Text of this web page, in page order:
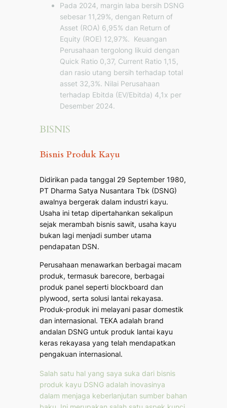
Pada 2024, margin laba bersih DSNG
sebesar 11,29%, dengan Return of
Asset (ROA) 6,95% dan Return of
Equity (ROE) 12,97%. Keuangan
Perusahaan tergolong likuid dengan
Quick Ratio 0,37, Current Ratio 1,15,
dan rasio utang bersih terhadap total
asset 32,3%. Nilai Perusahaan
terhadap Ebitda (EV/Ebitda) 4,1x per
Desember 2024.
BISNIS
Bisnis Produk Kayu
Didirikan pada tanggal 29 September 1980,
PT Dharma Satya Nusantara Tbk (DSNG)
awalnya bergerak dalam industri kayu.
Usaha ini tetap dipertahankan sekalipun
sejak merambah bisnis sawit, usaha kayu
bukan lagi menjadi sumber utama
pendapatan DSN.
Perusahaan menawarkan berbagai macam
produk, termasuk barecore, berbagai
produk panel seperti blockboard dan
plywood, serta solusi lantai rekayasa.
Produk-produk ini melayani pasar domestik
dan internasional. TEKA adalah brand
andalan DSNG untuk produk lantai kayu
keras rekayasa yang telah mendapatkan
pengakuan internasional.
Salah satu hal yang saya suka dari bisnis
produk kayu DSNG adalah inovasinya
dalam menjaga keberlanjutan sumber bahan